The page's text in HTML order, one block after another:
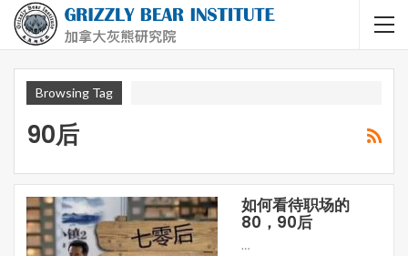
Browsing Tag
90后
如何看待职场的
80，90后
…